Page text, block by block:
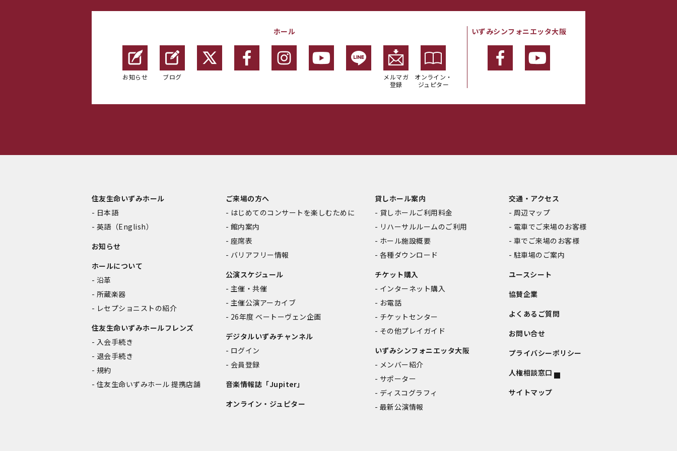
ホール
お知らせ ブログ
メルマガ
登録
オンライン・
ジュピター
いずみシンフォニエッタ大阪
住友生命いずみホール
日本語
英語（English）
お知らせ
ホールについて
沿革
所蔵楽器
レセプショニストの紹介
住友生命いずみホールフレンズ
入会手続き
退会手続き
規約
住友生命いずみホール 提携店舗
ご来場の方へ
はじめてのコンサートを楽しむために
館内案内
座席表
バリアフリー情報
公演スケジュール
主催・共催
主催公演アーカイブ
26年度 ベートーヴェン企画
デジタルいずみチャンネル
ログイン
会員登録
音楽情報誌「Jupiter」
オンライン・ジュピター
貸しホール案内
貸しホールご利用料金
リハーサルルームのご利用
ホール施設概要
各種ダウンロード
チケット購入
インターネット購入
お電話
チケットセンター
その他プレイガイド
いずみシンフォニエッタ大阪
メンバー紹介
サポーター
ディスコグラフィ
最新公演情報
交通・アクセス
周辺マップ
電車でご来場のお客様
車でご来場のお客様
駐車場のご案内
ユースシート
協賛企業
よくあるご質問
お問い合せ
プライバシーポリシー
人権相談窓口
サイトマップ